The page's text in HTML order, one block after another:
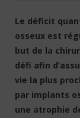
Le déficit
osseux est
but de la
défi afin
vie la plus
par implants
une atrophie